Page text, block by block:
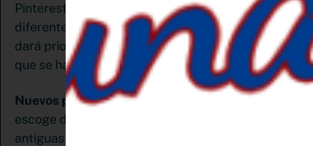
Pinterest. Combínalo con nuevas imagenes y
diferentes títulos y descripciones y Pinterest le
dará prioridad a ese nuevo pin sobre el contenido
que se ha compartido anteriormente.
Nuevos pines para blogs antiguos:
Analiza y
escoge de tu blog cuál de tus publicaciones más
antiguas tuvo un buen tráfico. Hazle un pin nuevo.